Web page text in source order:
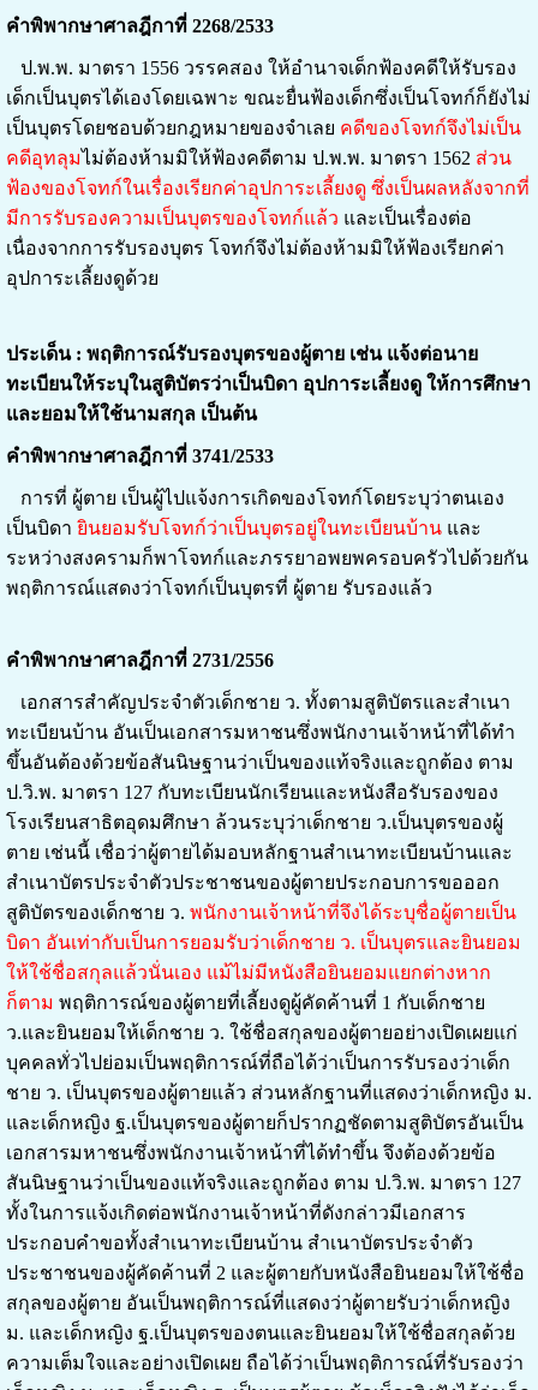
คำพิพากษาศาลฎีกาที่ 2268/2533
ป.พ.พ. มาตรา 1556 วรรคสอง ให้อำนาจเด็กฟ้องคดีให้รับรอง
เด็กเป็นบุตรได้เองโดยเฉพาะ ขณะยื่นฟ้องเด็กซึ่งเป็นโจทก์ก็ยังไม่
เป็นบุตรโดยชอบด้วยกฎหมายของจำเลย คดีของโจทก์จึงไม่เป็น
คดีอุทลุมไม่ต้องห้ามมิให้ฟ้องคดีตาม ป.พ.พ. มาตรา 1562 ส่วน
ฟ้องของโจทก์ในเรื่องเรียกค่าอุปการะเลี้ยงดู ซึ่งเป็นผลหลังจากที่
มีการรับรองความเป็นบุตรของโจทก์แล้ว และเป็นเรื่องต่อ
เนื่องจากการรับรองบุตร โจทก์จึงไม่ต้องห้ามมิให้ฟ้องเรียกค่า
อุปการะเลี้ยงดูด้วย
ประเด็น : พฤติการณ์รับรองบุตรของผู้ตาย เช่น แจ้งต่อนาย
ทะเบียนให้ระบุในสูติบัตรว่าเป็นบิดา อุปการะเลี้ยงดู ให้การศึกษา
และยอมให้ใช้นามสกุล เป็นต้น
คำพิพากษาศาลฎีกาที่ 3741/2533
การที่ ผู้ตาย เป็นผู้ไปแจ้งการเกิดของโจทก์โดยระบุว่าตนเอง
เป็นบิดา ยินยอมรับโจทก์ว่าเป็นบุตรอยู่ในทะเบียนบ้านและ
ระหว่างสงครามก็พาโจทก์และภรรยาอพยพครอบครัวไปด้วยกัน
พฤติการณ์แสดงว่าโจทก์เป็นบุตรที่ ผู้ตาย รับรองแล้ว
คำพิพากษาศาลฎีกาที่ 2731/2556
เอกสารสำคัญประจำตัวเด็กชาย ว. ทั้งตามสูติบัตรและสำเนา
ทะเบียนบ้าน อันเป็นเอกสารมหาชนซึ่งพนักงานเจ้าหน้าที่ได้ทำ
ขึ้นอันต้องด้วยข้อสันนิษฐานว่าเป็นของแท้จริงและถูกต้อง ตาม
ป.วิ.พ. มาตรา 127 กับทะเบียนนักเรียนและหนังสือรับรองของ
โรงเรียนสาธิตอุดมศึกษา ล้วนระบุว่าเด็กชาย ว.เป็นบุตรของผู้
ตาย เช่นนี้ เชื่อว่าผู้ตายได้มอบหลักฐานสำเนาทะเบียนบ้านและ
สำเนาบัตรประจำตัวประชาชนของผู้ตายประกอบการขอออก
สูติบัตรของเด็กชาย ว. พนักงานเจ้าหน้าที่จึงได้ระบุชื่อผู้ตายเป็น
บิดา อันเท่ากับเป็นการยอมรับว่าเด็กชาย ว. เป็นบุตรและยินยอม
ให้ใช้ชื่อสกุลแล้วนั่นเอง แม้ไม่มีหนังสือยินยอมแยกต่างหาก
ก็ตาม พฤติการณ์ของผู้ตายที่เลี้ยงดูผู้คัดค้านที่ 1 กับเด็กชาย
ว.และยินยอมให้เด็กชาย ว. ใช้ชื่อสกุลของผู้ตายอย่างเปิดเผยแก่
บุคคลทั่วไปย่อมเป็นพฤติการณ์ที่ถือได้ว่าเป็นการรับรองว่าเด็ก
ชาย ว. เป็นบุตรของผู้ตายแล้ว ส่วนหลักฐานที่แสดงว่าเด็กหญิง ม.
และเด็กหญิง ฐ.เป็นบุตรของผู้ตายก็ปรากฏชัดตามสูติบัตรอันเป็น
เอกสารมหาชนซึ่งพนักงานเจ้าหน้าที่ได้ทำขึ้น จึงต้องด้วยข้อ
สันนิษฐานว่าเป็นของแท้จริงและถูกต้อง ตาม ป.วิ.พ. มาตรา 127
ทั้งในการแจ้งเกิดต่อพนักงานเจ้าหน้าที่ดังกล่าวมีเอกสาร
ประกอบคำขอทั้งสำเนาทะเบียนบ้าน สำเนาบัตรประจำตัว
ประชาชนของผู้คัดค้านที่ 2 และผู้ตายกับหนังสือยินยอมให้ใช้ชื่อ
สกุลของผู้ตาย อันเป็นพฤติการณ์ที่แสดงว่าผู้ตายรับว่าเด็กหญิง
ม. และเด็กหญิง ฐ.เป็นบุตรของตนและยินยอมให้ใช้ชื่อสกุลด้วย
ความเต็มใจและอย่างเปิดเผย ถือได้ว่าเป็นพฤติการณ์ที่รับรองว่า